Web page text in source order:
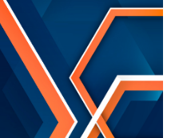
ambiente y derechos
de la Corte
Anuario Mexicano
107.